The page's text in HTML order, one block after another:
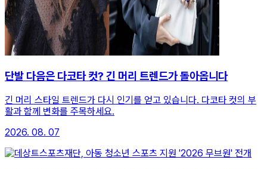
단발 다음은 다코타 컷? 긴 머리 트렌드가 돌아옵니다
긴 머리 스타일 트렌드가 다시 인기를 얻고 있습니다. 다코타 컷의 부
활과 함께 변화를 주목하세요.
2026. 08. 07